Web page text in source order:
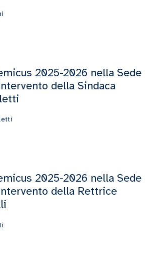
2025-2026 nella Sede
della Sindaca
2025-2026 nella Sede
della Rettrice